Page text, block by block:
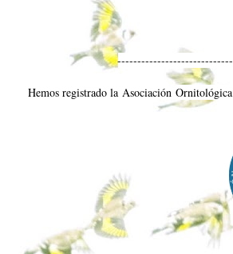
Hemos registrado la Asociación